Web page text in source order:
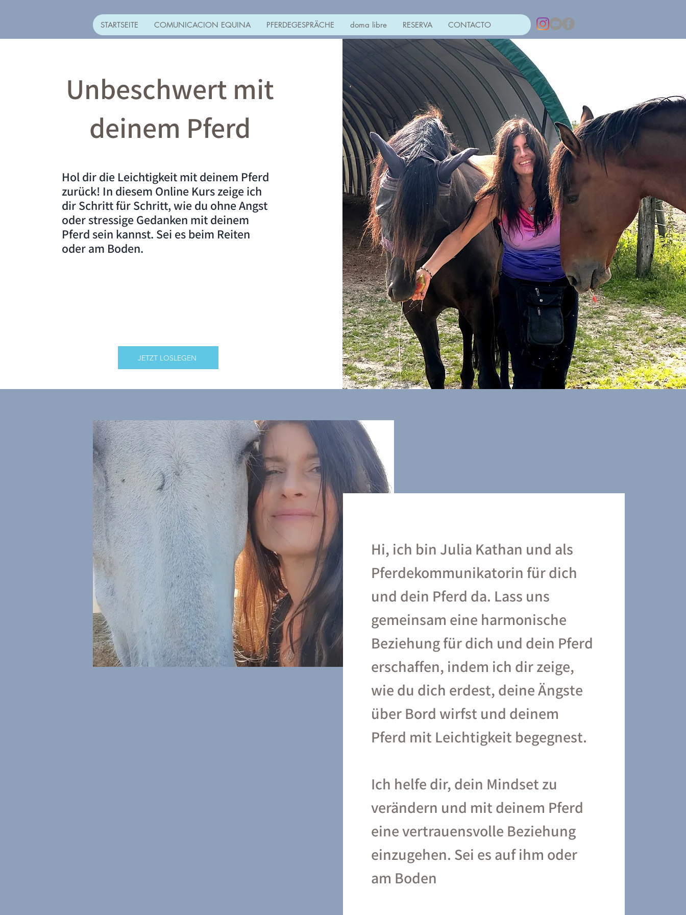
STARTSEITE COMUNICACION EQUINA PFERDEGESPRÄCHE doma libre RESERVA CONTACTO
Unbeschwert mit
deinem Pferd
Hol dir die Leichtigkeit mit deinem Pferd
zurück! In diesem Online Kurs zeige ich
dir Schritt für Schritt, wie du ohne Angst
oder stressige Gedanken mit deinem
Pferd sein kannst. Sei es beim Reiten
oder am Boden.
JETZT LOSLEGEN
Hi, ich bin Julia Kathan und als
Pferdekommunikatorin für dich
und dein Pferd da. Lass uns
gemeinsam eine harmonische
Beziehung für dich und dein Pferd
erschaffen, indem ich dir zeige,
wie du dich erdest, deine Ängste
über Bord wirfst und deinem
Pferd mit Leichtigkeit begegnest.
Ich helfe dir, dein Mindset zu
verändern und mit deinem Pferd
eine vertrauensvolle Beziehung
einzugehen. Sei es auf ihm oder
am Boden